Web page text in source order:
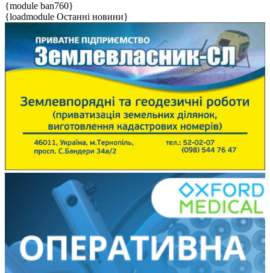
{module ban760}
{loadmodule Останні новини}